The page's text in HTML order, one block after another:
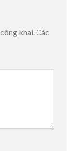
khai.Các